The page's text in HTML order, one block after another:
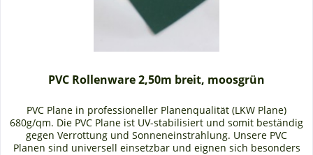
PVC Rollenware 2,50m breit, moosgrün
PVC Plane in professioneller Planenqualität (LKW Plane)
680g/qm. Die PVC Plane ist UV-stabilisiert und somit beständig
gegen Verrottung und Sonneneinstrahlung. Unsere PVC
Planen sind universell einsetzbar und eignen sich besonders